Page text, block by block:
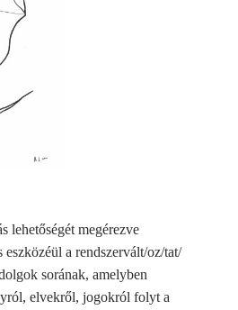
lehetőségét megérezve
eszközéül a rendszervált/oz/tat/
sorának, amelyben
elvekről, jogokról folyt a